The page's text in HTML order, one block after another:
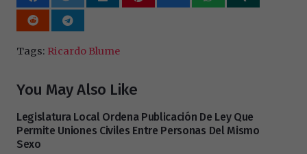
Tags: Ricardo Blume
You May Also Like
Legislatura Local Ordena Publicación De Ley Que
Permite Uniones Civiles Entre Personas Del Mismo
Sexo